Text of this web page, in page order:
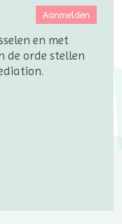
Aanmelden
en met
de orde stellen